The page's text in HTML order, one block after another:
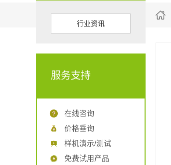
行业资讯
服务支持
在线咨询
价格垂询
样机演示/测试
免费试用产品